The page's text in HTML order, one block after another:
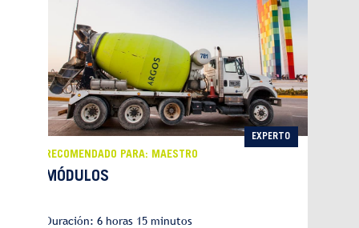
EXPERTO
RECOMENDADO PARA: MAESTRO
MÓDULOS
Duración: 6 horas 15 minutos